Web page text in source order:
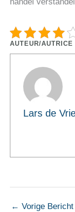
AUTEUR/AUTRICE
Lars de
← Vorige Bericht